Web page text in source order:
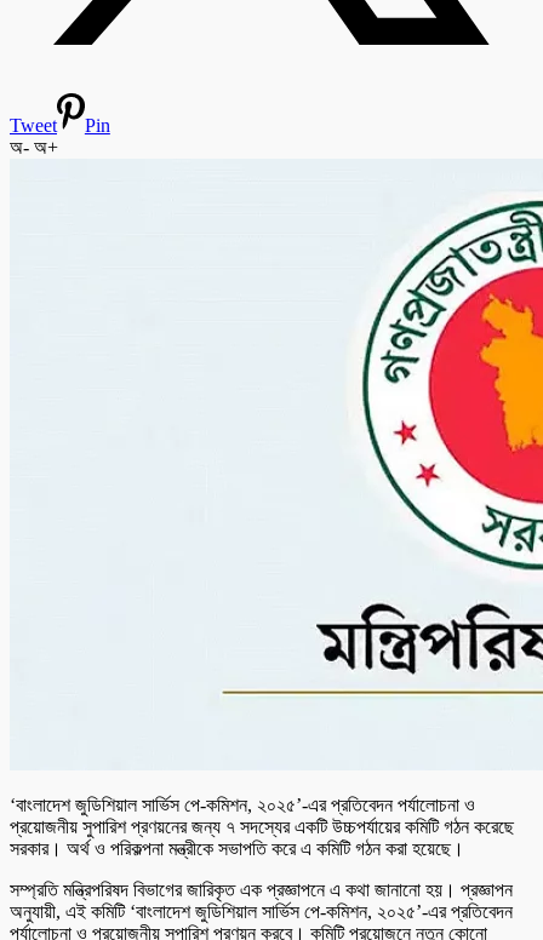
Tweet
Pin
অ- অ+
‘বাংলাদেশ জুডিশিয়াল সার্ভিস পে-কমিশন, ২০২৫’-এর প্রতিবেদন পর্যালোচনা ও
প্রয়োজনীয় সুপারিশ প্রণয়নের জন্য ৭ সদস্যের একটি উচ্চপর্যায়ের কমিটি গঠন করেছে
সরকার। অর্থ ও পরিকল্পনা মন্ত্রীকে সভাপতি করে এ কমিটি গঠন করা হয়েছে।
সম্প্রতি মন্ত্রিপরিষদ বিভাগের জারিকৃত এক প্রজ্ঞাপনে এ কথা জানানো হয়। প্রজ্ঞাপন
অনুযায়ী, এই কমিটি ‘বাংলাদেশ জুডিশিয়াল সার্ভিস পে-কমিশন, ২০২৫’-এর প্রতিবেদন
পর্যালোচনা ও প্রয়োজনীয় সুপারিশ প্রণয়ন করবে। কমিটি প্রয়োজনে নতুন কোনো